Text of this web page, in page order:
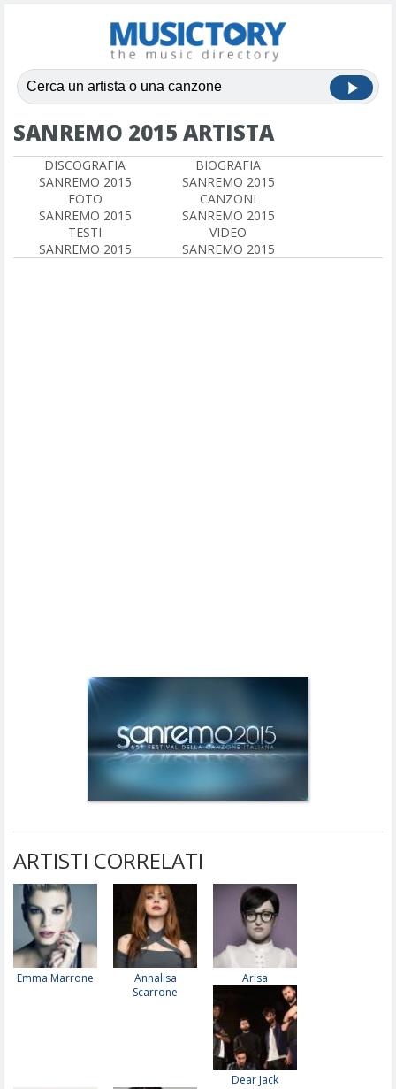
SANREMO 2015 ARTISTA
DISCOGRAFIA
SANREMO 2015
BIOGRAFIA
SANREMO 2015
FOTO
SANREMO 2015
CANZONI
SANREMO 2015
TESTI
SANREMO 2015
VIDEO
SANREMO 2015
ARTISTI CORRELATI
Emma Marrone
Annalisa
Scarrone
Arisa
Dear Jack